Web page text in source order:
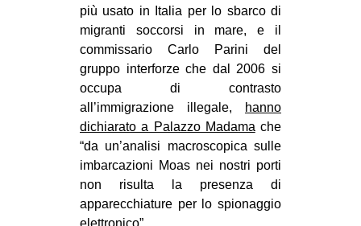
più usato in Italia per lo sbarco di
migranti soccorsi in mare, e il
commissario Carlo Parini del
gruppo interforze che dal 2006 si
occupa di contrasto
all’immigrazione illegale,
hanno
dichiarato a Palazzo Madama che
“da un’analisi macroscopica sulle
imbarcazioni Moas nei nostri porti
non risulta la presenza di
apparecchiature per lo spionaggio
elettronico”.